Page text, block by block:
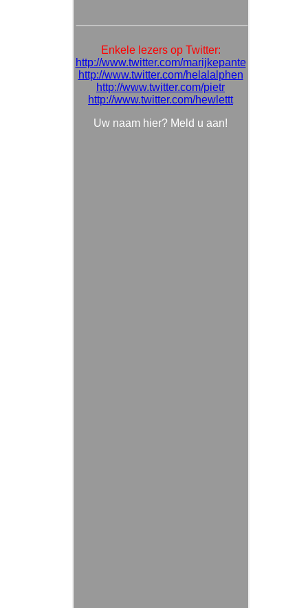
Enkele lezers op Twitter:
http://www.twitter.com/marijkepante
http://www.twitter.com/helalalphen
http://www.twitter.com/pietr
http://www.twitter.com/hewlettt
Uw naam hier? Meld u aan!